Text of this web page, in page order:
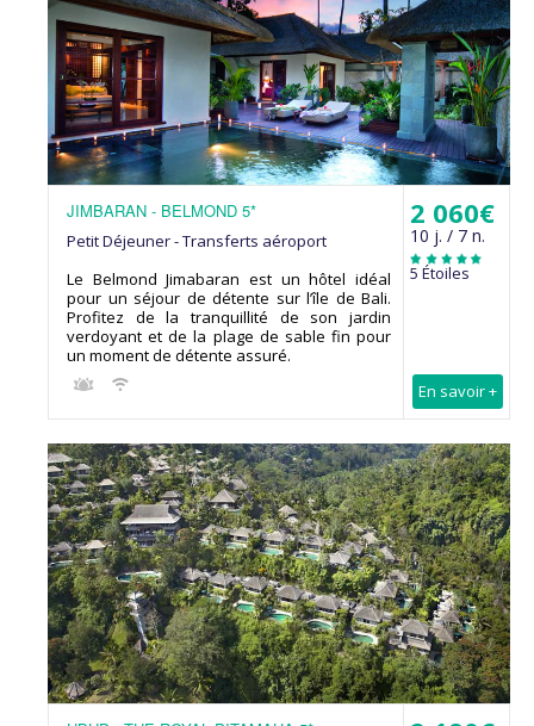
2 060€
10 j. / 7 n.
5 Étoiles
En savoir +
JIMBARAN - BELMOND 5*
Petit Déjeuner - Transferts aéroport
Le Belmond Jimabaran est un hôtel idéal
pour un séjour de détente sur l’île de Bali.
Profitez de la tranquillité de son jardin
verdoyant et de la plage de sable fin pour
un moment de détente assuré.